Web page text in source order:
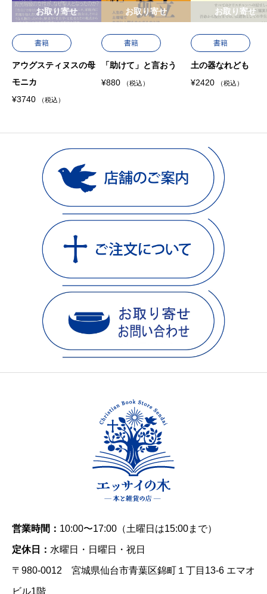
書籍
アウグスティヌスの母
モニカ
¥3740 （税込）
お取り寄せ
書籍
「助けて」と言おう
¥880 （税込）
お取り寄せ
書籍
土の器なれども
¥2420 （税込）
お取り寄せ
営業時間： 10:00〜17:00（土曜日は15:00まで）
定休日： 水曜日・日曜日・祝日
〒980-0012 宮城県仙台市青葉区錦町１丁目13-6 エマオ
ビル1階